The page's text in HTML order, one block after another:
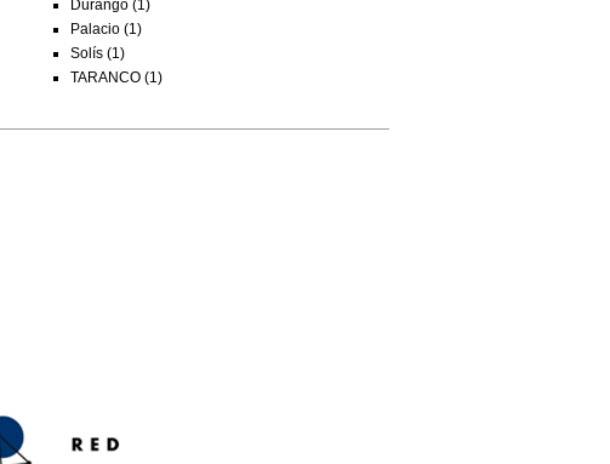
Durango (1)
Palacio (1)
Solís (1)
TARANCO (1)